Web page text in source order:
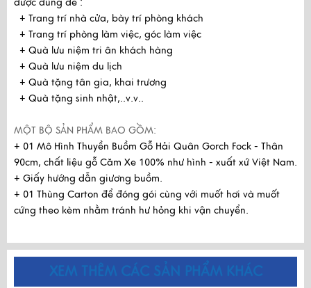
được dùng để :
+ Trang trí nhà cửa, bày trí phòng khách
+ Trang trí phòng làm việc, góc làm việc
+ Quà lưu niệm tri ân khách hàng
+ Quà lưu niệm du lịch
+ Quà tặng tân gia, khai trương
+ Quà tặng sinh nhật,..v.v..
MỘT BỘ SẢN PHẨM BAO GỒM:
+ 01 Mô Hình Thuyền Buồm Gỗ Hải Quân Gorch Fock - Thân
90cm, chất liệu gỗ Căm Xe 100% như hình - xuất xứ Việt Nam.
+ Giấy hướng dẫn giương buồm.
+ 01 Thùng Carton để đóng gói cùng với muốt hơi và muốt
cứng theo kèm nhằm tránh hư hỏng khi vận chuyển.
XEM THÊM CÁC SẢN PHẨM KHÁC